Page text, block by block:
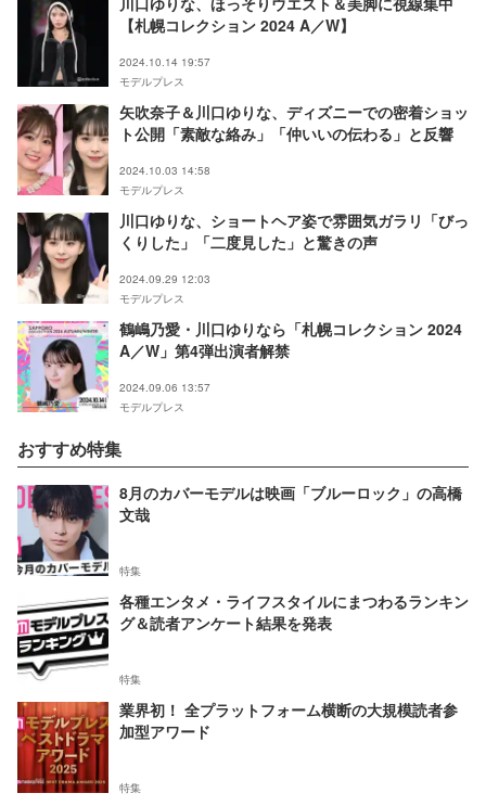
【札幌コレクション 2024 A／W】
2024.10.14 19:57
モデルプレス
矢吹奈子＆川口ゆりな、ディズニーでの密着ショッ
ト公開「素敵な絡み」「仲いいの伝わる」と反響
2024.10.03 14:58
モデルプレス
川口ゆりな、ショートヘア姿で雰囲気ガラリ「びっ
くりした」「二度見した」と驚きの声
2024.09.29 12:03
モデルプレス
鶴嶋乃愛・川口ゆりなら「札幌コレクション 2024
A／W」第4弾出演者解禁
2024.09.06 13:57
モデルプレス
おすすめ特集
8月のカバーモデルは映画「ブルーロック」の高橋
文哉
特集
各種エンタメ・ライフスタイルにまつわるランキン
グ＆読者アンケート結果を発表
特集
業界初！ 全プラットフォーム横断の大規模読者参
加型アワード
特集